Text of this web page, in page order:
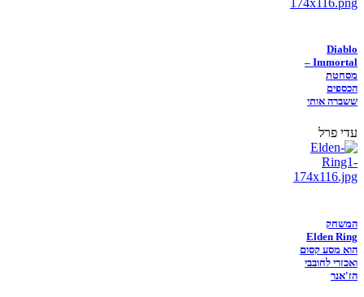
Diablo
Immortal –
מסחטת
הכספים
ששברה אותי
עדי פרל
המשחק
Elden Ring
הוא מסע קסום
ואכזרי לחובבי
הז'אנר